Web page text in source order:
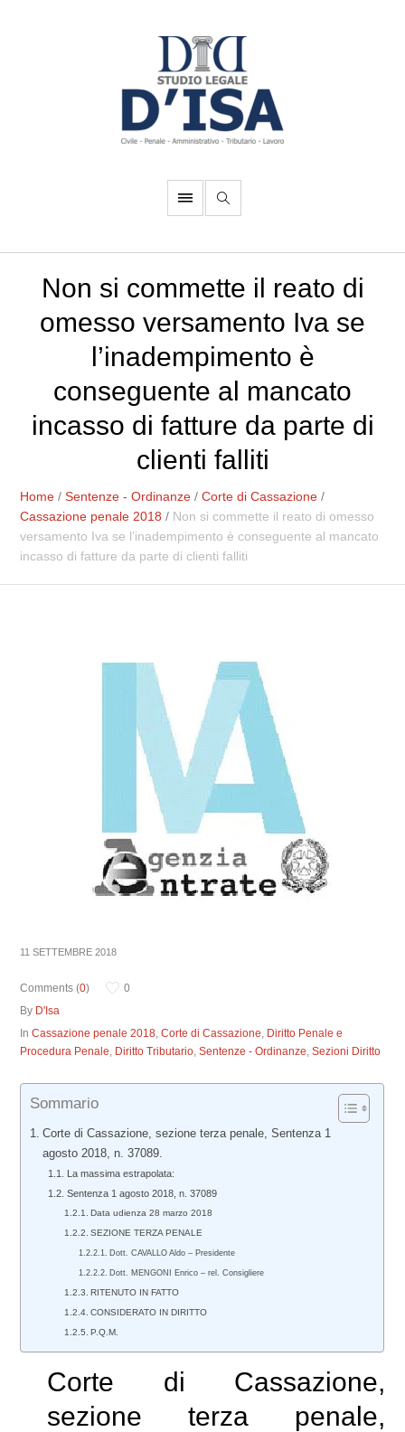
Non si commette il reato di
omesso versamento Iva se
l’inadempimento è
conseguente al mancato
incasso di fatture da parte di
clienti falliti
Home /Sentenze - Ordinanze /Corte di Cassazione /
Cassazione penale 2018 / Non si commette il reato di omesso
versamento Iva se l’inadempimento è conseguente al mancato
incasso di fatture da parte di clienti falliti
11 SETTEMBRE 2018
Comments (0)
0
By D'Isa
InCassazione penale 2018,Corte di Cassazione, Diritto Penale e
Procedura Penale, Diritto Tributario,Sentenze - Ordinanze,Sezioni Diritto
Sommario
Corte di Cassazione, sezione terza penale, Sentenza 1
agosto 2018, n. 37089.
La massima estrapolata:
Sentenza 1 agosto 2018, n. 37089
Data udienza 28 marzo 2018
SEZIONE TERZA PENALE
Dott. CAVALLO Aldo – Presidente
Dott. MENGONI Enrico – rel. Consigliere
RITENUTO IN FATTO
CONSIDERATO IN DIRITTO
P.Q.M.
Corte di Cassazione,
sezione terza penale,